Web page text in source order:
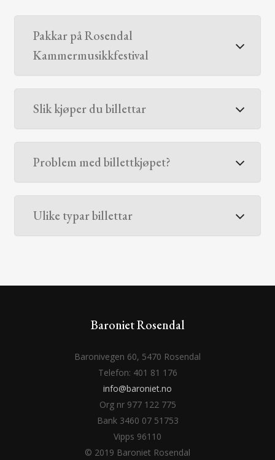
Pakkar på Rosendal
Kammermusikkfestival
Slik kjøper du billettar
Problem med billettkjøpet?
Ulike typar billettar
Baroniet Rosendal
Baronivegen 60, 5470 Rosendal
Telefon: 401 81 176
info@baroniet.no
Org nr 977 122 775
Bank 3460 07 51753
Vipps 96110
© 2019 Baroniet Rosendal